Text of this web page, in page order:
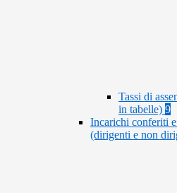
Tassi di
in tabelle) 9
Incarichi conferiti
(dirigenti e non